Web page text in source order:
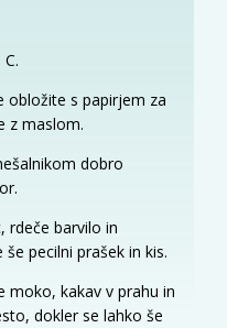
obložite s papirjem za
z maslom.
dobro
rdeče barvilo in
pecilni prašek in kis.
moko, kakav v prahu in
dokler se lahko še